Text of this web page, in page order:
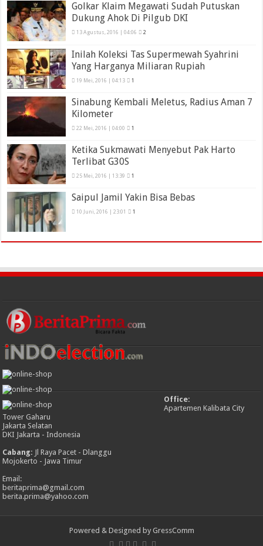
Golkar Klaim Megawati Sudah Putuskan
Dukung Ahok Di Pilgub DKI
13 Agustus, 2016 | 04:06 2
Inilah Koleksi Tas Supermewah Syahrini
Yang Harganya Miliaran Rupiah
19 Mei, 2016 | 04:13 1
Sinabung Kembali Meletus, Radius Aman 7
Kilometer
22 Mei, 2016 | 04:00 1
Ketika Sukmawati Menyebut Pak Harto
Terlibat G30S
25 Mei, 2016 | 13:39 1
Saipul Jamil Yakin Bisa Bebas
10 Juni, 2016 | 23:01 1
Office:
Apartemen Kalibata City
Tower Gaharu
Jakarta Selatan
DKI Jakarta - Indonesia
Cabang: Jl Raya Pacet - Dlanggu
Mojokerto - Jawa Timur
Email:
beritaprima@gmail.com
berita.prima@yahoo.com
Powered & Designed by GressComm